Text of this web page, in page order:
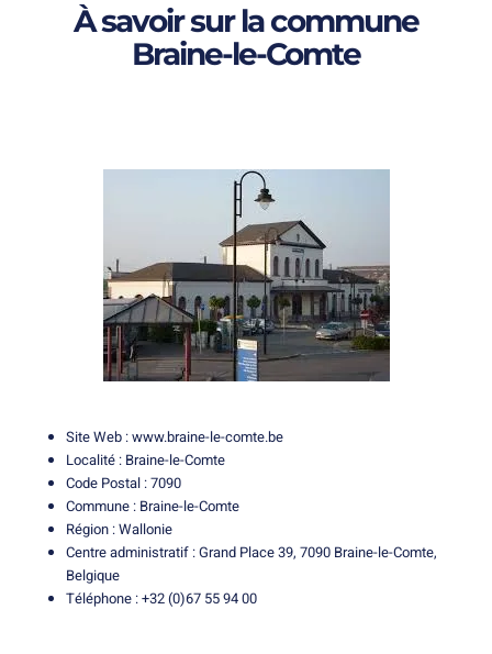
À savoir sur la commune
Braine-le-Comte
Site Web :www.braine-le-comte.be
Localité : Braine-le-Comte
Code Postal : 7090
Commune : Braine-le-Comte
Région : Wallonie
Centre administratif : Grand Place 39, 7090 Braine-le-Comte,
Belgique
Téléphone : +32 (0)67 55 94 00